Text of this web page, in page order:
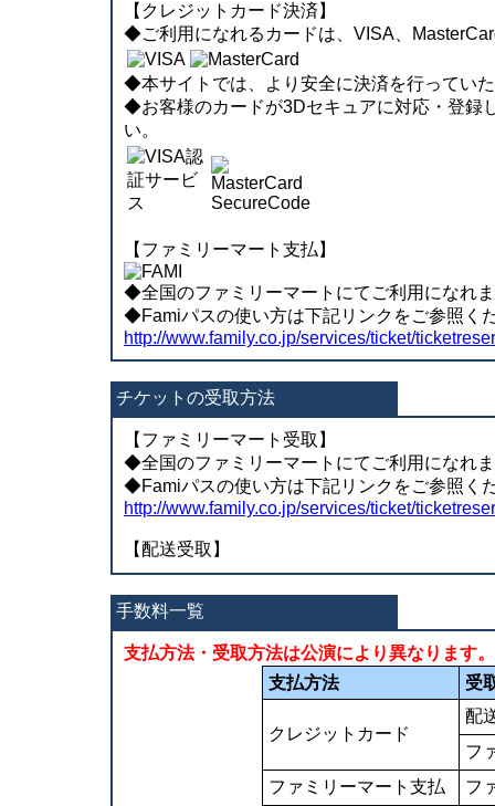
【クレジットカード決済】
◆ご利用になれるカードは、VISA、
◆本サイトでは、より安全に決済を行ってい
◆お客様のカードが3Dセキュアに対応・登録
い。
【ファミリーマート支払】
◆全国のファミリーマートにてご利用になれ
◆Famiパスの使い方は下記リンクをご参照く
http://www.family.co.jp/services/ticket/
チケットの受取方法
【ファミリーマート受取】
◆全国のファミリーマートにてご利用になれ
◆Famiパスの使い方は下記リンクをご参照く
http://www.family.co.jp/services/ticket/
【配送受取】
手数料一覧
支払方法・受取方法は公演により異なります
支払方法
受
クレジットカード
配
フ
ファミリーマート支払
フ